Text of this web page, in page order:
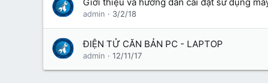
admin 3/2/18
ĐIỆN TỬ CĂN BẢN PC - LAPTOP
admin 12/11/17